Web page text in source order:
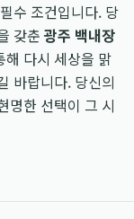
수 조건입니다. 당
갖춘광주 백내장
해 다시 세상을 맑
바랍니다. 당신의
명한 선택이 그 시